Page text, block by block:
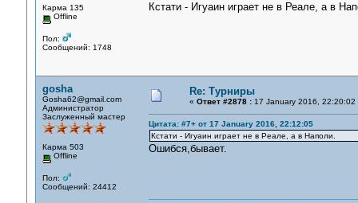
Карма 135
Offline
Пол:
Сообщений: 1748
Кстати - Игуаин играет не в Реале, а в
gosha
Gosha62@gmail.com
Администратор
Заслуженный мастер
Карма 503
Offline
Пол:
Сообщений: 24412
Re: Турниры
« Ответ #2878 :17 January 2016, 22:20:02
Цитата: #7+ от 17 January 2016, 22:12:05
Кстати - Игуаин играет не в Реале, а в Наполи.
Ошибся,бывает.